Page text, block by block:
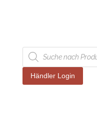
Products
search
Händler Login